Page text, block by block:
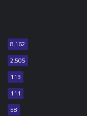
8٬162
2٬505
113
111
58